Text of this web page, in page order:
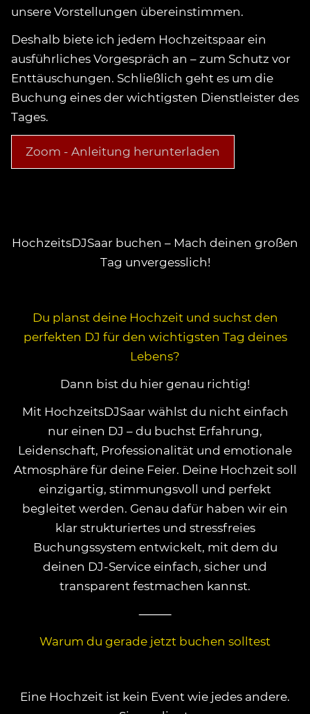
unsere Vorstellungen übereinstimmen.
Deshalb biete ich jedem Hochzeitspaar ein
ausführliches Vorgespräch an – zum Schutz vor
Enttäuschungen. Schließlich geht es um die
Buchung eines der wichtigsten Dienstleister des
Tages.
Zoom - Anleitung herunterladen
HochzeitsDJSaar buchen – Mach deinen großen
Tag unvergesslich!
Du planst deine Hochzeit und suchst den
perfekten DJ für den wichtigsten Tag deines
Lebens?
Dann bist du hier genau richtig!
Mit HochzeitsDJSaar wählst du nicht einfach
nur einen DJ – du buchst Erfahrung,
Leidenschaft, Professionalität und emotionale
Atmosphäre für deine Feier. Deine Hochzeit soll
einzigartig, stimmungsvoll und perfekt
begleitet werden. Genau dafür haben wir ein
klar strukturiertes und stressfreies
Buchungssystem entwickelt, mit dem du
deinen DJ-Service einfach, sicher und
transparent festmachen kannst.
⸻
Warum du gerade jetzt buchen solltest
Eine Hochzeit ist kein Event wie jedes andere.